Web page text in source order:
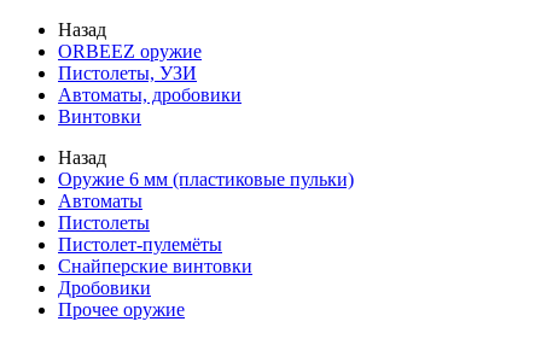
Назад
ORBEEZ оружие
Пистолеты, УЗИ
Автоматы, дробовики
Винтовки
Назад
Оружие 6 мм (пластиковые пульки)
Автоматы
Пистолеты
Пистолет-пулемёты
Снайперские винтовки
Дробовики
Прочее оружие